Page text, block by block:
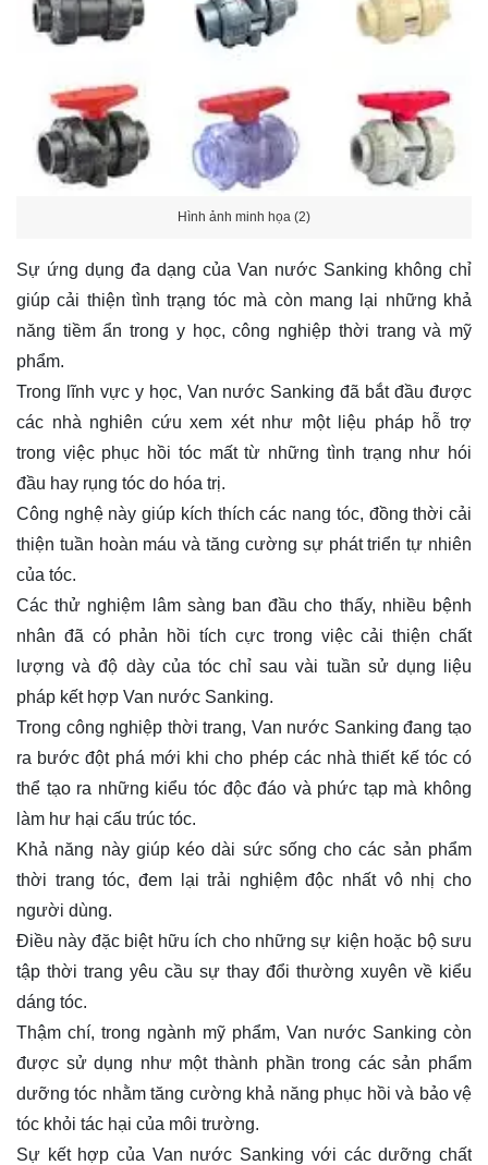
Hình ảnh minh họa (2)
Sự ứng dụng đa dạng của Van nước Sanking không chỉ
giúp cải thiện tình trạng tóc mà còn mang lại những khả
năng tiềm ẩn trong y học, công nghiệp thời trang và mỹ
phẩm.
Trong lĩnh vực y học, Van nước Sanking đã bắt đầu được
các nhà nghiên cứu xem xét như một liệu pháp hỗ trợ
trong việc phục hồi tóc mất từ những tình trạng như hói
đầu hay rụng tóc do hóa trị.
Công nghệ này giúp kích thích các nang tóc, đồng thời cải
thiện tuần hoàn máu và tăng cường sự phát triển tự nhiên
của tóc.
Các thử nghiệm lâm sàng ban đầu cho thấy, nhiều bệnh
nhân đã có phản hồi tích cực trong việc cải thiện chất
lượng và độ dày của tóc chỉ sau vài tuần sử dụng liệu
pháp kết hợp Van nước Sanking.
Trong công nghiệp thời trang, Van nước Sanking đang tạo
ra bước đột phá mới khi cho phép các nhà thiết kế tóc có
thể tạo ra những kiểu tóc độc đáo và phức tạp mà không
làm hư hại cấu trúc tóc.
Khả năng này giúp kéo dài sức sống cho các sản phẩm
thời trang tóc, đem lại trải nghiệm độc nhất vô nhị cho
người dùng.
Điều này đặc biệt hữu ích cho những sự kiện hoặc bộ sưu
tập thời trang yêu cầu sự thay đổi thường xuyên về kiểu
dáng tóc.
Thậm chí, trong ngành mỹ phẩm, Van nước Sanking còn
được sử dụng như một thành phần trong các sản phẩm
dưỡng tóc nhằm tăng cường khả năng phục hồi và bảo vệ
tóc khỏi tác hại của môi trường.
Sự kết hợp của Van nước Sanking với các dưỡng chất